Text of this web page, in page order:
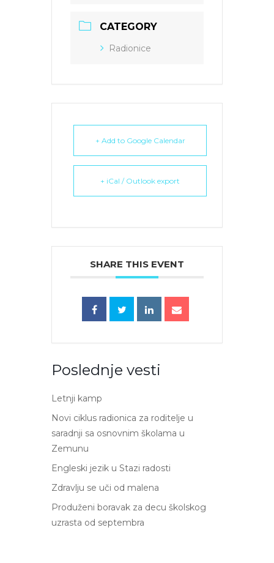
CATEGORY
Radionice
+ Add to Google Calendar
+ iCal / Outlook export
SHARE THIS EVENT
Poslednje vesti
Letnji kamp
Novi ciklus radionica za roditelje u
saradnji sa osnovnim školama u
Zemunu
Engleski jezik u Stazi radosti
Zdravlju se uči od malena
Produženi boravak za decu školskog
uzrasta od septembra